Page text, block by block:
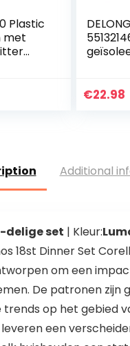
Plastic
met
€22.98
Additional
delige set | Kleur:
18st Dinner Set
om een
De patronen zijn
trends op het gebied
een